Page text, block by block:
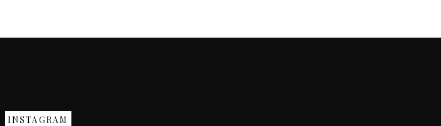
INSTAGRAM